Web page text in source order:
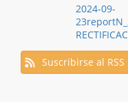
2024-09-
Suscribirse al RSS